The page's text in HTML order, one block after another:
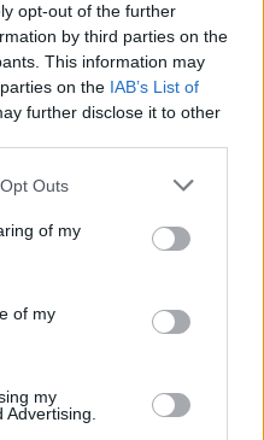
opt-out of the further
by third parties on the
This information may
on the IAB’s List of
further disclose it to other
uses one or more Google
You may click to
and its third-party tags to
purposes in below Google
Outs
of my
of my
my